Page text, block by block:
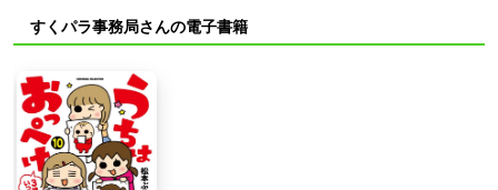
すくパラ事務局さんの電子書籍